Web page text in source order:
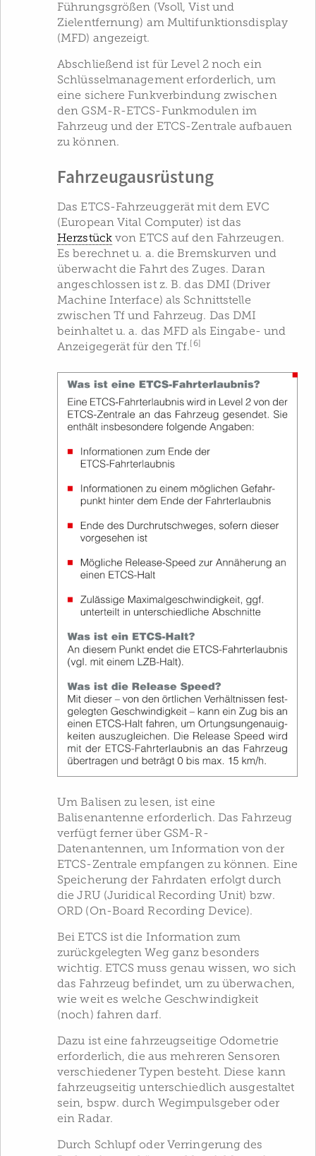
Führungsgrößen (Vsoll, Vist und
Zielentfernung) am Multifunktionsdisplay
(MFD) angezeigt.
Abschließend ist für Level 2 noch ein
Schlüsselmanagement erforderlich, um
eine sichere Funkverbindung zwischen
den GSM-R-ETCS-Funkmodulen im
Fahrzeug und der ETCS-Zentrale aufbauen
zu können.
Fahrzeugausrüstung
Das ETCS-Fahrzeuggerät mit dem EVC
(European Vital Computer) ist das
Herzstückvon ETCS auf den Fahrzeugen.
Es berechnet u. a. die Bremskurven und
überwacht die Fahrt des Zuges. Daran
angeschlossen ist z. B. das DMI (Driver
Machine Interface) als Schnittstelle
zwischen Tf und Fahrzeug. Das DMI
beinhaltet u. a. das MFD als Eingabe- und
Anzeigegerät für den Tf.[6]
Um Balisen zu lesen, ist eine
Balisenantenne erforderlich. Das Fahrzeug
verfügt ferner über GSM-R-
Datenantennen, um Information von der
ETCS-Zentrale empfangen zu können. Eine
Speicherung der Fahrdaten erfolgt durch
die JRU (Juridical Recording Unit) bzw.
ORD (On-Board Recording Device).
Bei ETCS ist die Information zum
zurückgelegten Weg ganz besonders
wichtig. ETCS muss genau wissen, wo sich
das Fahrzeug befindet, um zu überwachen,
wie weit es welche Geschwindigkeit
(noch) fahren darf.
Dazu ist eine fahrzeugseitige Odometrie
erforderlich, die aus mehreren Sensoren
verschiedener Typen besteht. Diese kann
fahrzeugseitig unterschiedlich ausgestaltet
sein, bspw. durch Wegimpulsgeber oder
ein Radar.
Durch Schlupf oder Verringerung des